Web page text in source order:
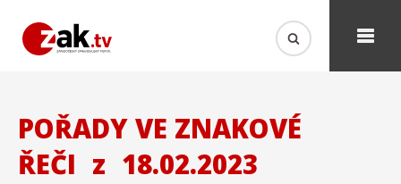
POŘADY VE ZNAKOVÉ
ŘEČI z 18.02.2023